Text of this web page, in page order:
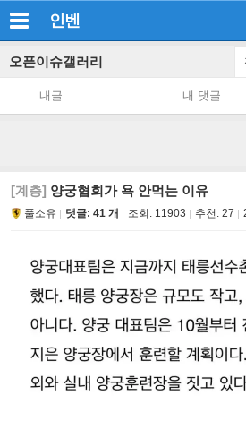
인벤
오픈이슈갤러리
내글 내 댓글
[계층] 양궁협회가 욕 안먹는 이유
풀소유 댓글: 41 개 조회: 11903 추천: 27